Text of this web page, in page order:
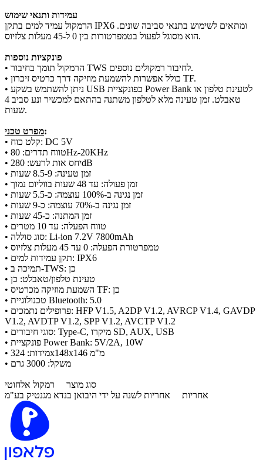
עמידות ותנאי שימוש
הרמקול עמיד למים בתקן IPX6 ומתאים לשימוש בתנאי סביבה שונים.
הוא מסוגל לפעול בטמפרטורות בין 0 ל-45 מעלות צלזיוס.
פונקציות נוספות
• הרמקול תומך בחיבור TWS לחיבור רמקולים נוספים.
• כולל אפשרות להשמעת מוזיקה דרך כרטיס זיכרון TF.
• ניתן להשתמש בשקע USB כפונקציית Power Bank לטעינת טלפון או
טאבלט. זמן טעינה מלא לטלפון משתנה בהתאם למכשיר ונע סביב 4
שעות.
מפרט טכני:
• קלט כוח: DC 5V
• טווח תדרים: 80Hz-20KHz
• יחס אות לרעש: 280dB
• זמן טעינה: 8.5-9 שעות
• זמן פעולה: עד 48 שעות בווליום נמוך
• זמן נגינה ב-100% עוצמה: כ-5.5 שעות
• זמן נגינה ב-70% עוצמה: כ-9 שעות
• זמן המתנה: כ-45 שעות
• טווח הפעלה: עד 10 מטרים
• סוג סוללה: Li-ion 7.2V 7800mAh
• טמפרטורת הפעלה: 0 עד 45 מעלות צלזיוס
• תקן עמידות למים: IPX6
• תמיכה ב-TWS: כן
• טעינת טלפון/טאבלט: כן
• השמעת מוזיקה מכרטיס TF: כן
• טכנולוגיית Bluetooth: 5.0
• פרופילים נתמכים: HFP V1.5, A2DP V1.2, AVRCP V1.4, GAVDP
V1.2, AVDTP V1.2, SPP V1.2, AVCTP V1.2
• סוגי חיבורים: Type-C, מיקרו SD, AUX, USB
• פונקציית Power Bank: 5V/2A, 10W
• מידות: 324x148x146 מ"מ
• משקל: 3000 גרם
סוג מוצר רמקול אלחוטי
אחריות אחריות לשנה על ידי היבואן בנדא מגנטיק בע"מ